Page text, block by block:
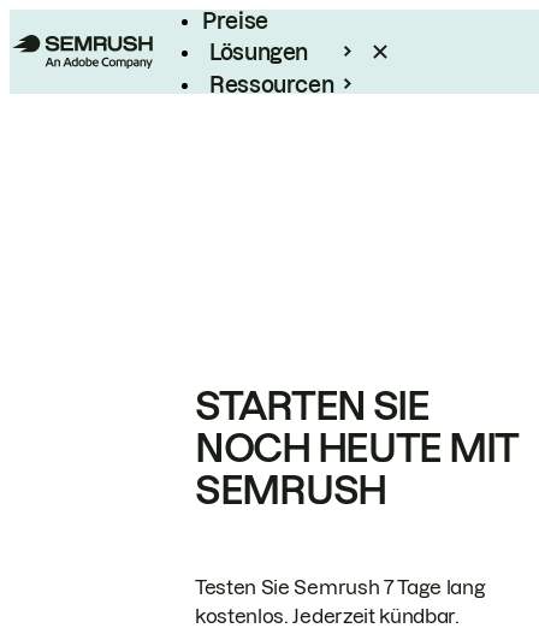
Preise
Lösungen
Ressourcen
STARTEN SIE
NOCH HEUTE MIT
SEMRUSH
Testen Sie Semrush 7 Tage lang
kostenlos. Jederzeit kündbar.